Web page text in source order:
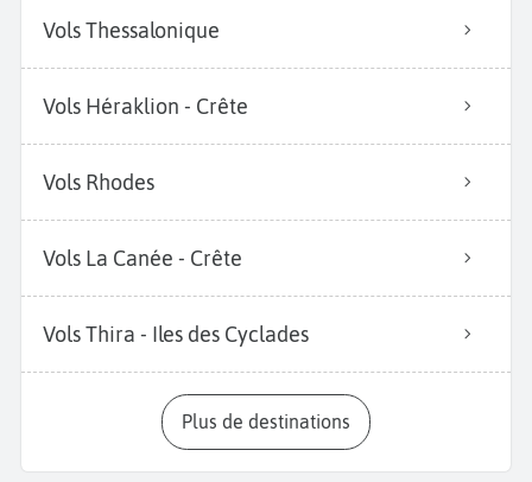
Vols Thessalonique
Vols Héraklion - Crête
Vols Rhodes
Vols La Canée - Crête
Vols Thira - Iles des Cyclades
Plus de destinations